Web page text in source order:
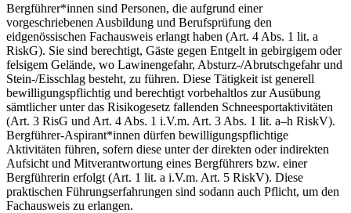
Bergführer*innen sind Personen, die aufgrund einer
vorgeschriebenen Ausbildung und Berufsprüfung den
eidgenössischen Fachausweis erlangt haben (Art. 4 Abs. 1 lit. a
RiskG). Sie sind berechtigt, Gäste gegen Entgelt in gebirgigem oder
felsigem Gelände, wo Lawinengefahr, Absturz-/Abrutschgefahr und
Stein-/Eisschlag besteht, zu führen. Diese Tätigkeit ist generell
bewilligungspflichtig und berechtigt vorbehaltlos zur Ausübung
sämtlicher unter das Risikogesetz fallenden Schneesportaktivitäten
(Art. 3 RisG und Art. 4 Abs. 1 i.V.m. Art. 3 Abs. 1 lit. a–h RiskV).
Bergführer-Aspirant*innen dürfen bewilligungspflichtige
Aktivitäten führen, sofern diese unter der direkten oder indirekten
Aufsicht und Mitverantwortung eines Bergführers bzw. einer
Bergführerin erfolgt (Art. 1 lit. a i.V.m. Art. 5 RiskV). Diese
praktischen Führungserfahrungen sind sodann auch Pflicht, um den
Fachausweis zu erlangen.